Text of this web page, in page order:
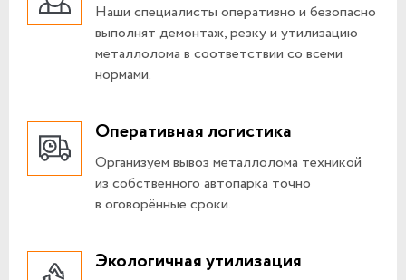
Наши специалисты оперативно и безопасно
выполнят демонтаж, резку и утилизацию
металлолома в соответствии со всеми
нормами.
Оперативная логистика
Организуем вывоз металлолома техникой
из собственного автопарка точно
в оговорённые сроки.
Экологичная утилизация